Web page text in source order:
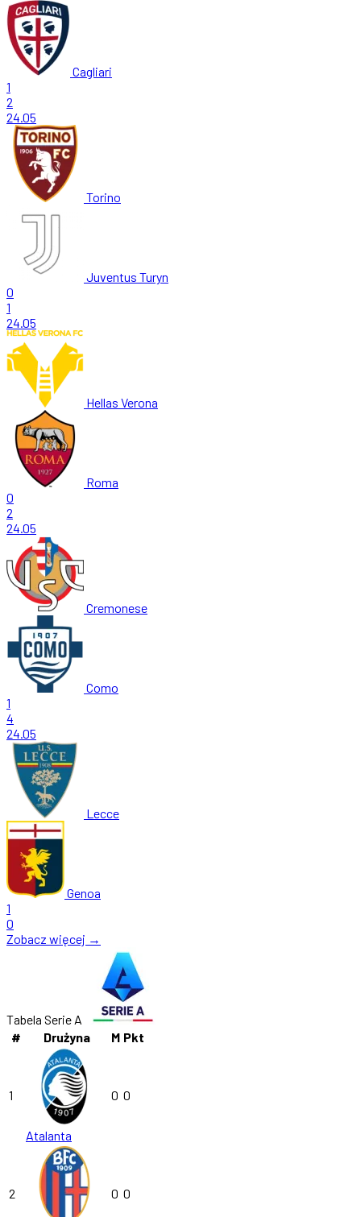
Cagliari
1
2
24.05
Torino
Juventus Turyn
0
1
24.05
Hellas Verona
Roma
0
2
24.05
Cremonese
Como
1
4
24.05
Lecce
Genoa
1
0
Zobacz więcej →
Tabela Serie A
#
Drużyna M Pkt
1
Atalanta
0 0
2 0 0